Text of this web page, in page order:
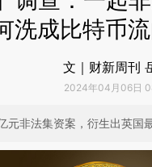
洗成比特币
文｜财新周刊
2024年04月06日
元非法集资案，衍生出英国